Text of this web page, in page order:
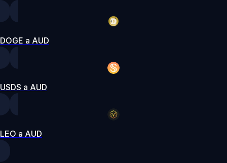
DOGE a AUD
USDS a AUD
LEO a AUD